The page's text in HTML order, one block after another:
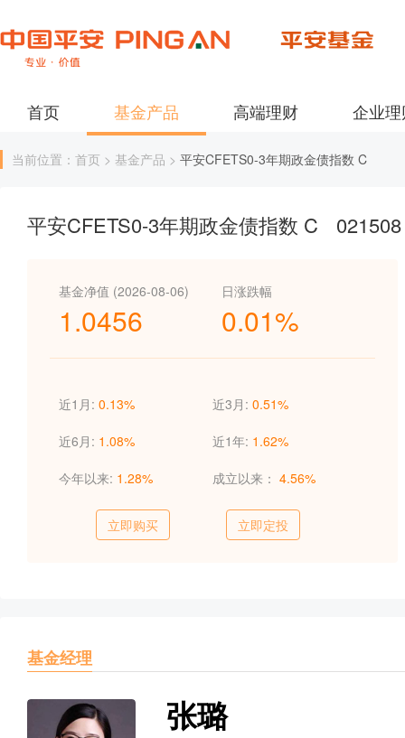
首页 基金产品 高端理财 企业
当前位置：首页 > 基金产品 > 平安CFETS0-3年期政金债指数 C
平安CFETS0-3年期政金债指数 C 021508
基金净值 (2026-08-06)
1.0456
日涨跌幅
0.01%
近1月: 0.13% 近3月: 0.51%
近6月: 1.08% 近1年: 1.62%
今年以来: 1.28% 成立以来： 4.56%
立即购买 立即定投
基金经理
张璐